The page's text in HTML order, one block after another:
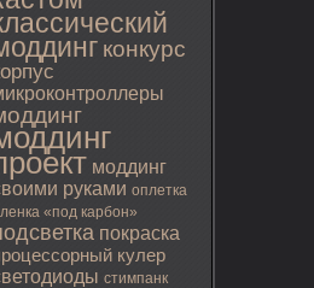
конкурс
моддинг
руками оплетка
«под карбон»
покраска
кулер
стимпанк